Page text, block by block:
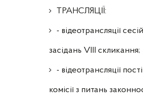
ТРАНСЛЯЦІЇ:
- відеотрансляції
засідань VIII скликання;
- відеотрансляції
комісії з питань